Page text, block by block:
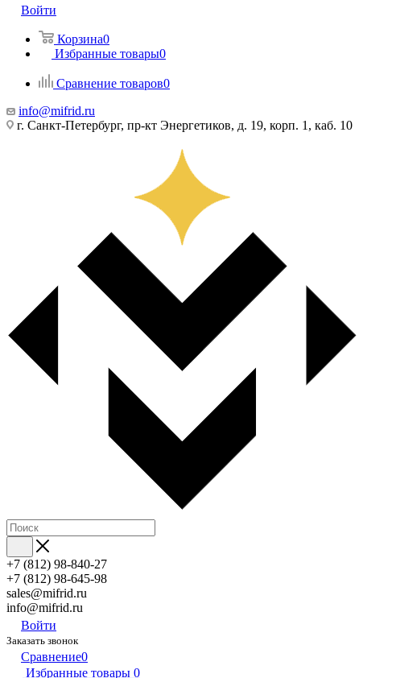
Войти
Корзина0
Избранные товары0
Сравнение товаров0
info@mifrid.ru
г. Санкт-Петербург, пр-кт Энергетиков, д. 19, корп. 1, каб. 10
+7 (812) 98-840-27
+7 (812) 98-645-98
sales@mifrid.ru
info@mifrid.ru
Войти
Заказать звонок
Сравнение0
Избранные товары 0